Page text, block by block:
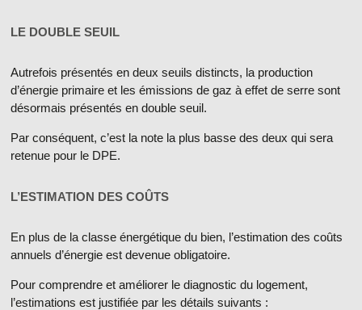
LE DOUBLE SEUIL
Autrefois présentés en deux seuils distincts, la production
d’énergie primaireet les émissions de gaz à effet de serresont
désormais présentés en double seuil.
Par conséquent, c’est la note la plus basse des deux qui sera
retenue pour le DPE.
L’ESTIMATION DES COÛTS
En plus de la classe énergétique du bien, l’estimation des coûts
annuels d’énergie est devenue obligatoire.
Pourcomprendreet améliorer le diagnostic du logement,
l’estimations est justifiée par les détails suivants :